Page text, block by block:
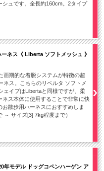
ュです。全長約160cm。2タイプ
ーネス《 Liberta ソフトメッシュ 》
画期的な着脱システムが特徴の超
ネス。こちらのリベルタ ソフトメ
ェイプはLibertaと同様ですが、柔
ネス本体に使用することで非常に快
散歩用ハーネスにおすすめしま
サイズ[3] 7kg程度まで）
年モデル ドッグコペンハーゲン ア